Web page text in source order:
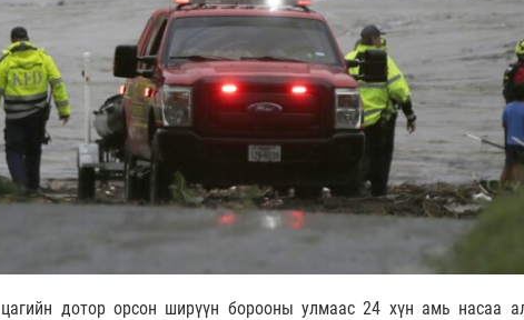
дотор орсон ширүүн борооны улмаас 24 хүн амь насаа